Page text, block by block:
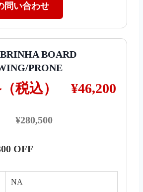
問い合わせ
BOARD
PRONE
税込） ¥46,200
¥280,500
OFF
NA